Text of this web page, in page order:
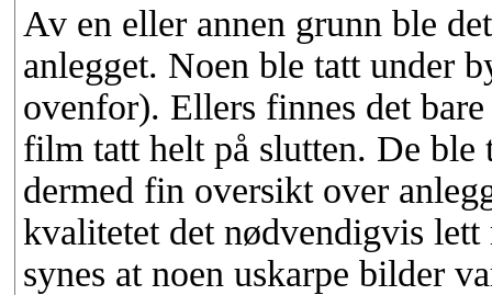
Av en eller annen grunn ble
anlegget. Noen ble tatt under
ovenfor). Ellers finnes det
film tatt helt på slutten. De
dermed fin oversikt over
kvalitetet det nødvendigvis
synes at noen uskarpe bilder